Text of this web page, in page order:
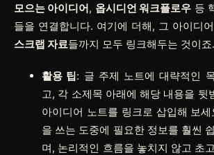
모으는 아이디어, 옵시디언 워크플로우 등
들을 연결합니다. 여기에 더해, 그 아이디
스크랩 자료들까지 모두 링크해두는 것이죠.
활용 팁: 글 주제 노트에 대략적인
고, 각 소제목 아래에 해당 내용을 뒷
아이디어 노트를 링크로 삽입해 보
을 쓰는 도중에 필요한 정보를 훨씬
며, 논리적인 흐름을 놓치지 않고 초